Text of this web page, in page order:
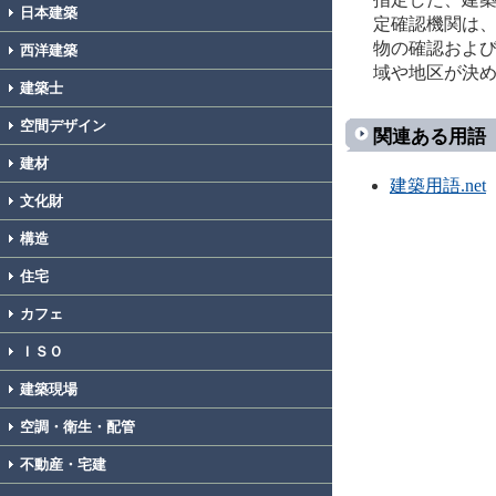
日本建築
西洋建築
建築士
空間デザイン
建材
文化財
構造
住宅
カフェ
ＩＳＯ
建築現場
空調・衛生・配管
不動産・宅建
定確認機関は
物の確認およ
域や地区が決
関連ある用語
建築用語.net